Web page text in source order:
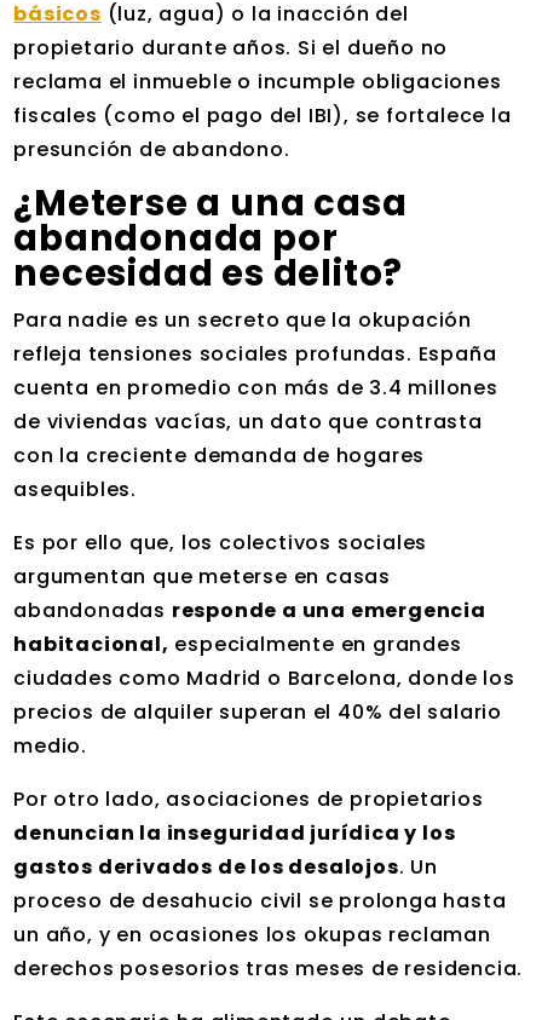
básicos (luz, agua) o la inacción del
propietario durante años. Si el dueño no
reclama el inmueble o incumple obligaciones
fiscales (como el pago del IBI), se fortalece la
presunción de abandono.
¿Meterse a una casa
abandonada por
necesidad es delito?
Para nadie es un secreto que la okupación
refleja tensiones sociales profundas. España
cuenta en promedio con más de 3.4 millones
de viviendas vacías, un dato que contrasta
con la creciente demanda de hogares
asequibles.
Es por ello que, los colectivos sociales
argumentan que meterse en casas
abandonadas responde a una emergencia
habitacional, especialmente en grandes
ciudades como Madrid o Barcelona, donde los
precios de alquiler superan el 40% del salario
medio.
Por otro lado, asociaciones de propietarios
denuncian la inseguridad jurídica y los
gastos derivados de los desalojos. Un
proceso de desahucio civil se prolonga hasta
un año, y en ocasiones los okupas reclaman
derechos posesorios tras meses de residencia.